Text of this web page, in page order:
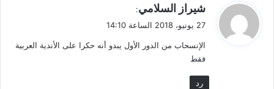
ي
ق
ل
شيراز السلامي:
27 يونيو، 2018 الساعة 14:10
الإنسحاب من الدور الأول يبدو أنه حكرا على الأندية العربية
فقط
رد